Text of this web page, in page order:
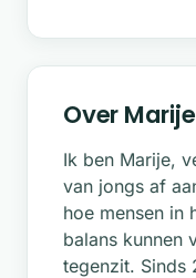
Over Marije
Ik ben Marije,
van jongs af
hoe mensen in
balans kunnen
tegenzit. Sinds